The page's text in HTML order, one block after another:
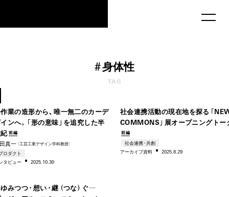
#身体性
TAG
1950s
業の造形から、唯一無二のカーデ
ンへ。「形の意味」を追究した半
前編
真一 （工芸工業デザイン学科教授）
ロダクト
タビ ュー 2025.10.30
社会連携活動の現在地を探る「
COMMONS」展オープニングトー
前編
社会連携・共創
アーカイブ資料 2025.8.29
みつつ・想い・継（つな）ぐ―